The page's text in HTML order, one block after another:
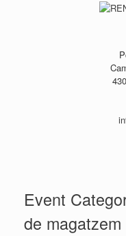
Event
de magatzem